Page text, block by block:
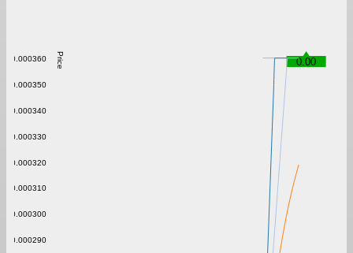
Price
0.000290
0.000300
0.000310
0.000320
0.000330
0.000340
0.000350
0.000360 0.00